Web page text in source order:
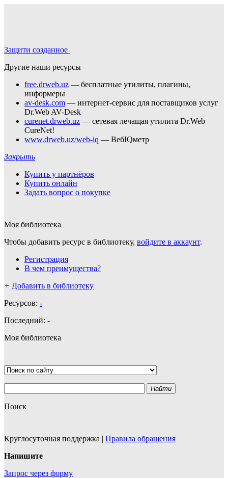
Защити созданное
Другие наши ресурсы
free.drweb.uz — бесплатные утилиты, плагины,
информеры
av-desk.com — интернет-сервис для поставщиков услуг
Dr.Web AV-Desk
curenet.drweb.uz — сетевая лечащая утилита Dr.Web
CureNet!
www.drweb.uz/web-iq — ВебIQметр
Закрыть
Купить у партнёров
Купить онлайн
Задать вопрос о покупке
Моя библиотека
Чтобы добавить ресурс в библиотеку, войдите в аккаунт.
Регистрация
В чем преимущества?
+ Добавить в библиотеку
Ресурсов: -
Последний: -
Моя библиотека
Найти
Поиск
Круглосуточная поддержка | Правила обращения
Напишите
Запрос через форму